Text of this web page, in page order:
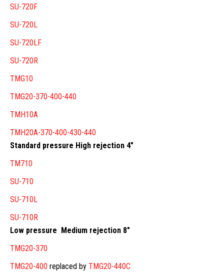
SU-720F
SU-720L
SU-720LF
SU-720R
TMG10
TMG20-370-400-440
TMH10A
TMH20A-370-400-430-440
Standard pressure High rejection 4″
TM710
SU-710
SU-710L
SU-710R
Low pressure Medium rejection 8″
TMG20-370
TMG20-400 replaced by TMG20-440C